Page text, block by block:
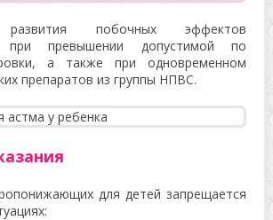
развития побочных эффектов
при превышении допустимой по
а также при одновременном
препаратов из группы НПВС.
для детей запрещается